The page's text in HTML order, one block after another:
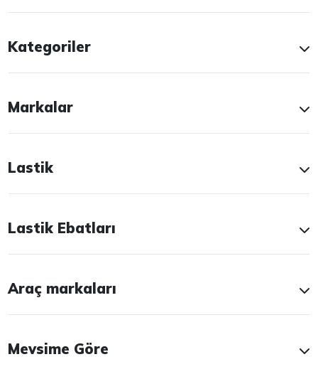
Kategoriler
Markalar
Lastik
Lastik Ebatları
Araç markaları
Mevsime Göre